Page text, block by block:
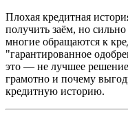
Плохая кредитная
получить заём, но
многие обращаются к
"гарантированное
это — не лучшее
грамотно и почему
кредитную историю.